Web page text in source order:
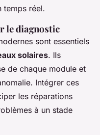
temps réel.
le diagnostic
sont essentiels
solaires. Ils
de chaque module et
Intégrer ces
les réparations
à un stade